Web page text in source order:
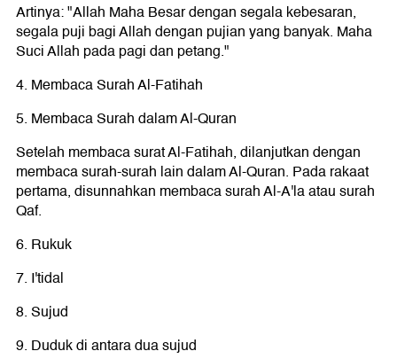
Artinya: "Allah Maha Besar dengan segala kebesaran,
segala puji bagi Allah dengan pujian yang banyak. Maha
Suci Allah pada pagi dan petang."
4. Membaca Surah Al-Fatihah
5. Membaca Surah dalam Al-Quran
Setelah membaca surat Al-Fatihah, dilanjutkan dengan
membaca surah-surah lain dalam Al-Quran. Pada rakaat
pertama, disunnahkan membaca surah Al-A'la atau surah
Qaf.
6. Rukuk
7. I'tidal
8. Sujud
9. Duduk di antara dua sujud